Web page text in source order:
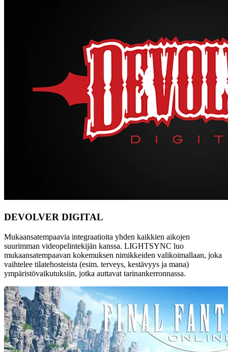
DEVOLVER DIGITAL
Mukaansatempaavia integraatioita yhden kaikkien aikojen
suurimman videopelintekijän kanssa. LIGHTSYNC luo
mukaansatempaavan kokemuksen nimikkeiden valikoimallaan, joka
vaihtelee tilatehosteista (esim. terveys, kestävyys ja mana)
ympäristövaikutuksiin, jotka auttavat tarinankerronnassa.